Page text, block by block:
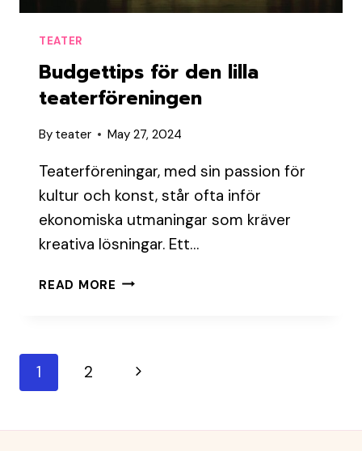
TEATER
Budgettips för den lilla
teaterföreningen
By teater May 27, 2024
Teaterföreningar, med sin passion för
kultur och konst, står ofta inför
ekonomiska utmaningar som kräver
kreativa lösningar. Ett…
READ MORE BUDGETTIPS
Page
1 2
Next